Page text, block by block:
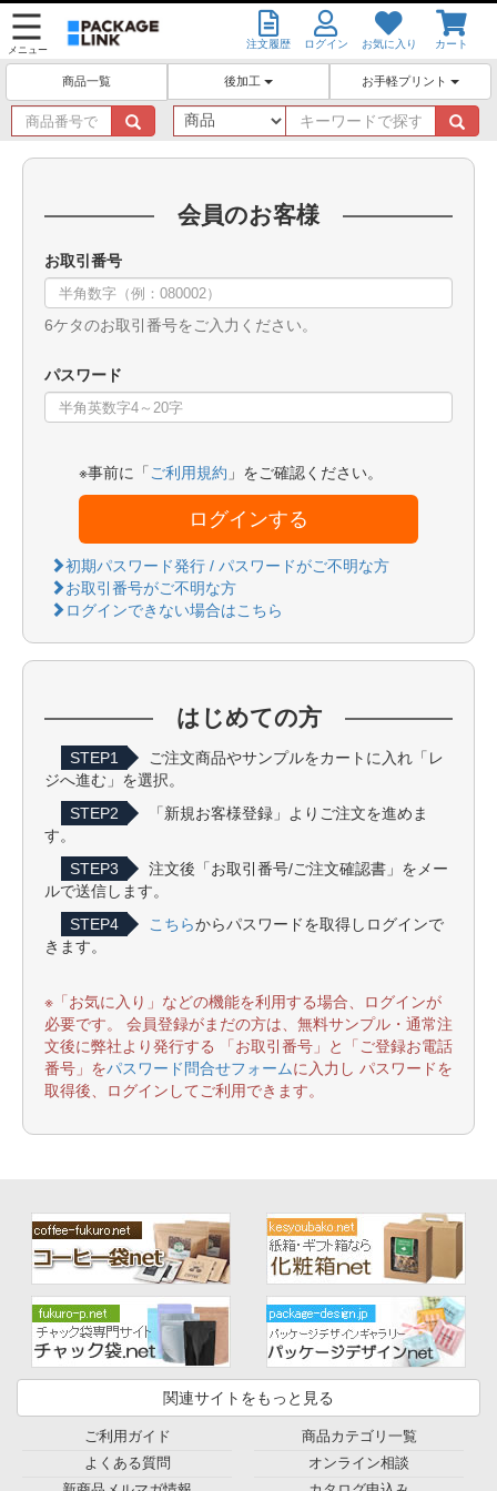
メニュー 注文履歴 ログイン お気に入り カート
商品一覧 後加工 お手軽プリント
商
品
番
キ
ー
ワ
会員のお客様
お取引番号
6ケタのお取引番号をご入力ください。
パスワード
※事前に「 ご利用規約 」をご確認ください。
ログインする
初期パスワード発行 / パスワードがご不明な方
お取引番号がご不明な方
ログインできない場合はこちら
はじめての方
STEP1
ご注文商品やサンプルをカートに入れ「レ
ジへ進む」を選択。
STEP2
「新規お客様登録」よりご注文を進めま
す。
STEP3
注文後「お取引番号/ご注文確認書」をメー
ルで送信します。
STEP4
こちらからパスワードを取得しログインで
きます。
※「お気に入り」などの機能を利用する場合、ログインが
必要です。 会員登録がまだの方は、無料サンプル・通常注
文後に弊社より発行する 「お取引番号」と「ご登録お電話
番号」をパスワード問合せフォームに入力し パスワードを
取得後、ログインしてご利用できます。
関連サイトをもっと見る
ご利用ガイド
よくある質問
商品カテゴリ一覧
オンライン相談